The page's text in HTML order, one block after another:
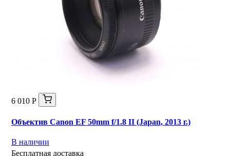
6 010 Р
Объектив Canon EF 50mm f/1.8 II (Japan, 2013 г.)
В наличии
Бесплатная доставка